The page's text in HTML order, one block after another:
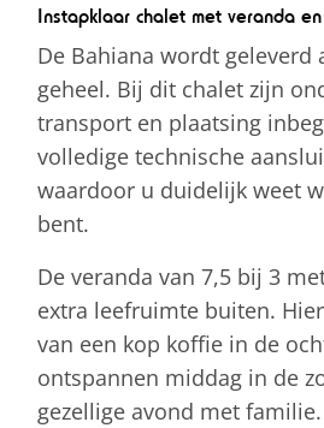
Instapklaar chalet met veranda
De Bahiana wordt geleverd
geheel. Bij dit chalet zijn
transport en plaatsing
volledige technische
waardoor u duidelijk weet
bent.
De veranda van 7,5 bij 3
extra leefruimte buiten.
van een kop koffie in de
ontspannen middag in de
gezellige avond met